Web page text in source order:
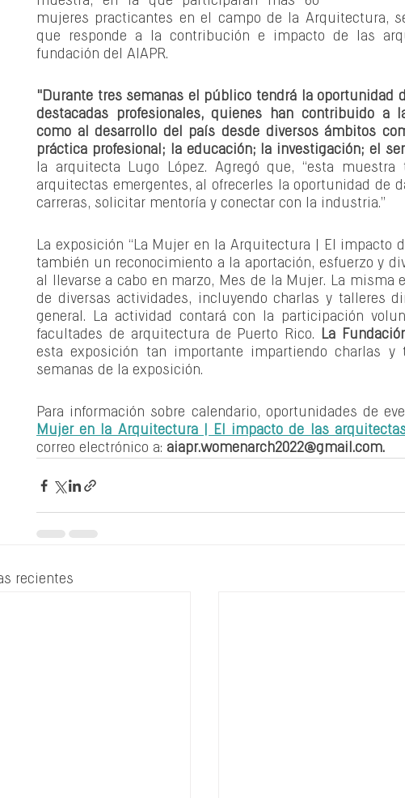
mujeres practicantes en el campo de la Arquitectura,
que responde a la contribución e impacto de las
fundación del AIAPR.
"Durante tres semanas el público tendrá la oportunidad
destacadas profesionales, quienes han contribuido a
como al desarrollo del país desde diversos ámbitos
práctica profesional; la educación; la investigación; el
la arquitecta Lugo López. Agregó que, “esta
arquitectas emergentes, al ofrecerles la oportunidad de
carreras, solicitar mentoría y conectar con la industria.”
La exposición “La Mujer en la Arquitectura | El impacto
también un reconocimiento a la aportación, esfuerzo y
al llevarse a cabo en marzo, Mes de la Mujer. La misma
de diversas actividades, incluyendo charlas y talleres
general. La actividad contará con la participación
facultades de arquitectura de Puerto Rico.
La
esta exposición tan importante impartiendo charlas
semanas de la exposición.
Para información sobre calendario, oportunidades de
Mujer en la Arquitectura | El impacto de las
correo electrónico a: aiapr.womenarch2022@gmail.com.
recientes